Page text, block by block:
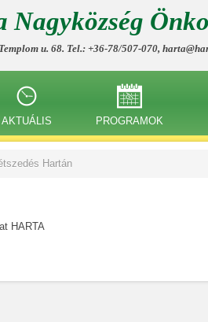
Nagyközség
u. 68. Tel.: +36-78/507-070,
AKTUÁLIS PROGRAMOK
Hartán